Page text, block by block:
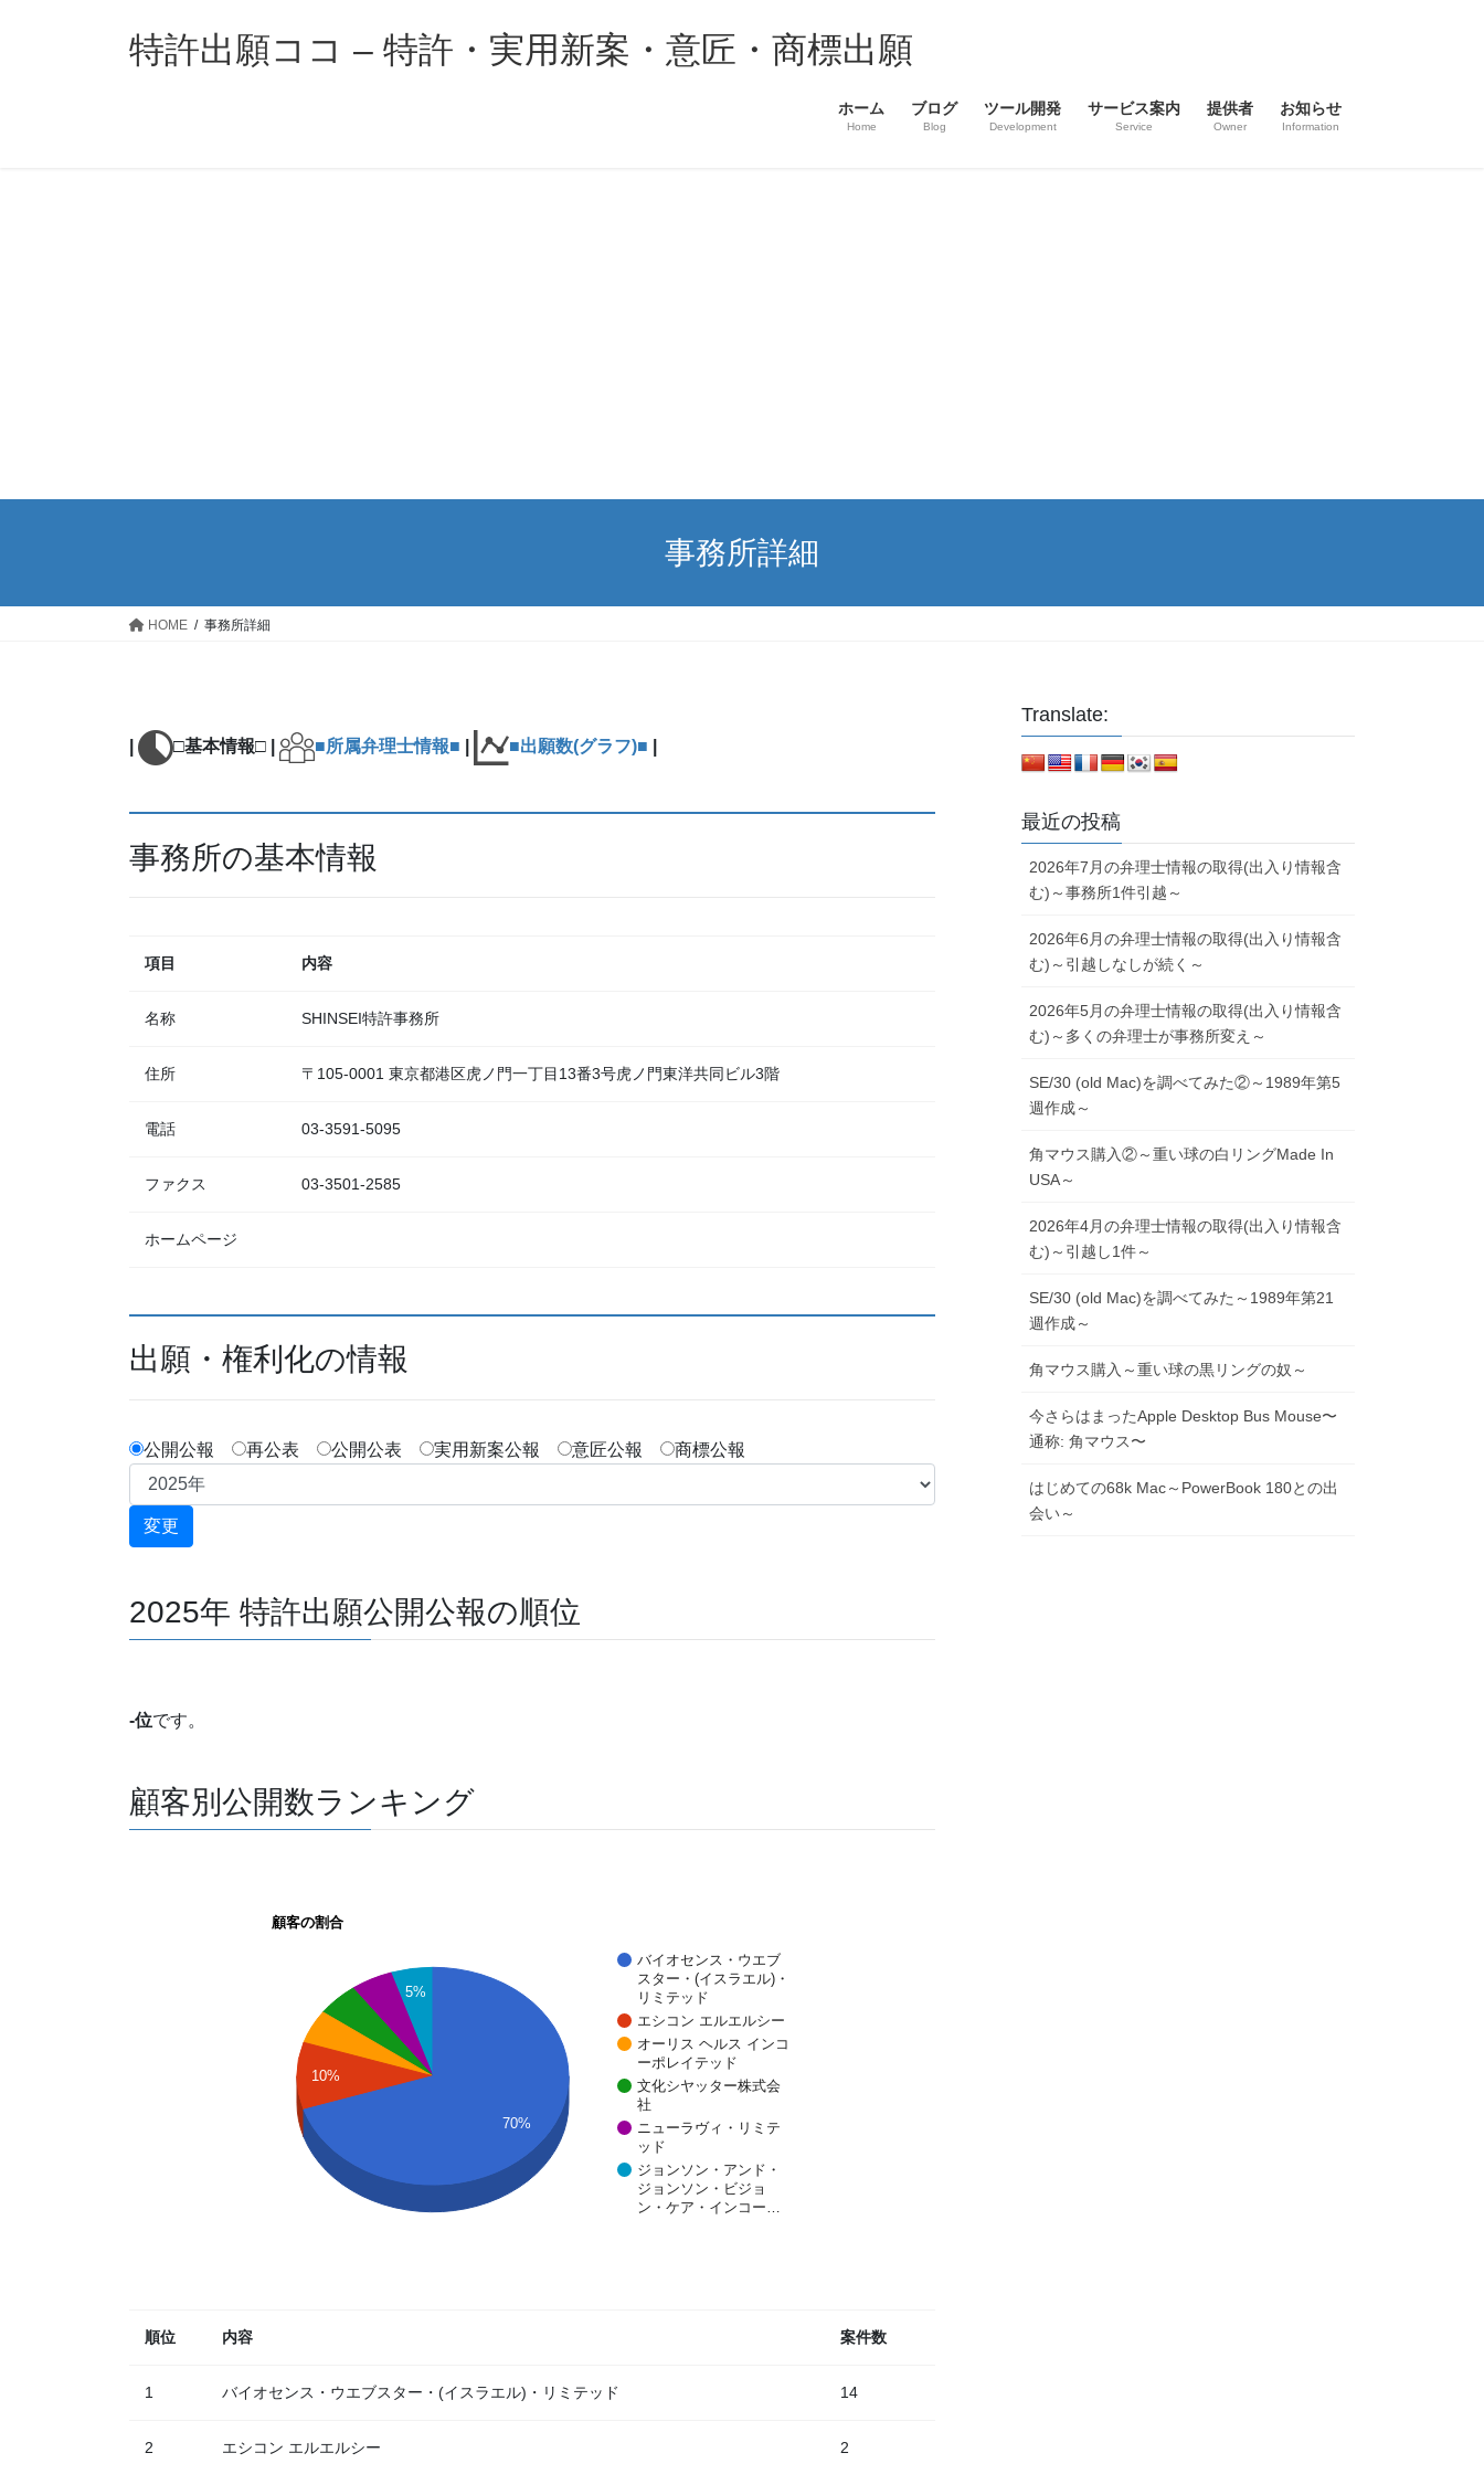
特許出願ココ – 特許・実用新案・意匠・商標出願
ホーム
Home
ブログ
Blog
ツール開発
Development
サービス案内
Service
提供者
Owner
お知らせ
Information
事務所詳細
HOME 事務所詳細
□基本情報□ | ■所属弁理士情報■ ■出願数(グラフ)■
事務所の基本情報
項目 内容
名称 SHINSEI特許事務所
住所 〒105-0001 東京都港区虎ノ門一丁目13番3号虎ノ門東洋共同ビル3階
電話 03-3591-5095
ファクス 03-3501-2585
ホームページ
出願・権利化の情報
公開公報 再公表 公開公表 実用新案公報 意匠公報 商標公報
2025年 特許出願公開公報の順位
-位です。
顧客別公開数ランキング
顧客の割合
バイオセンス・ウエブ
スター・(イスラエル)・
リミテッド
エシコン エルエルシー
オーリス ヘルス インコ
ーポレイテッド
文化シヤッター株式会
社
ニューラヴィ・リミテ
ッド
ジョンソン・アンド・
ジョンソン・ビジョ
ン・ケア・インコー…
5%
10%
70%
順位 内容 案件数
1 バイオセンス・ウエブスター・(イスラエル)・リミテッド 14
2 エシコン エルエルシー 2
Translate:
最近の投稿
2026年7月の弁理士情報の取得(出入り情報含
む)～事務所1件引越～
2026年6月の弁理士情報の取得(出入り情報含
む)～引越しなしが続く～
2026年5月の弁理士情報の取得(出入り情報含
む)～多くの弁理士が事務所変え～
SE/30 (old Mac)を調べてみた②～1989年第5
週作成～
角マウス購入②～重い球の白リングMade In
USA～
2026年4月の弁理士情報の取得(出入り情報含
む)～引越し1件～
SE/30 (old Mac)を調べてみた～1989年第21
週作成～
角マウス購入～重い球の黒リングの奴～
今さらはまったApple Desktop Bus Mouse〜
通称: 角マウス〜
はじめての68k Mac～PowerBook 180との出
会い～